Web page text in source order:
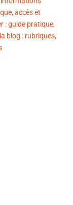
accès et
: guide pratique,
blog : rubriques,